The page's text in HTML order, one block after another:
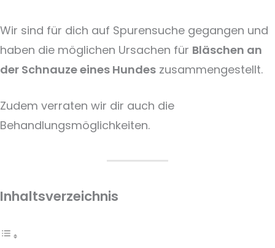
Wir sind für dich auf Spurensuche gegangen und
haben die möglichen Ursachen für Bläschen an
der Schnauze eines Hundes zusammengestellt.
Zudem verraten wir dir auch die
Behandlungsmöglichkeiten.
Inhaltsverzeichnis